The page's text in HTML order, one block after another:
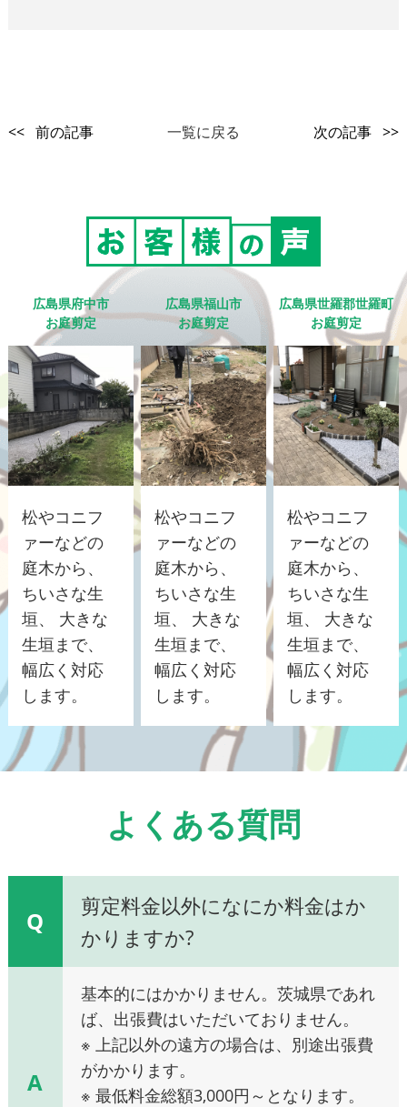
<< 前の記事 一覧に戻る 次の記事 >>
広島県府中市
お庭剪定
松やコニフ
ァーなどの
庭木から、
ちいさな生
垣、 大きな
生垣まで、
幅広く対応
します。
広島県福山市
お庭剪定
松やコニフ
ァーなどの
庭木から、
ちいさな生
垣、 大きな
生垣まで、
幅広く対応
します。
広島県世羅郡世羅町
お庭剪定
松やコニフ
ァーなどの
庭木から、
ちいさな生
垣、 大きな
生垣まで、
幅広く対応
します。
よくある質問
Q
剪定料金以外になにか料金はか
かりますか?
A
基本的にはかかりません。茨城県であれ
ば、出張費はいただいておりません。
※ 上記以外の遠方の場合は、別途出張費
がかかります。
※ 最低料金総額3,000円～となります。